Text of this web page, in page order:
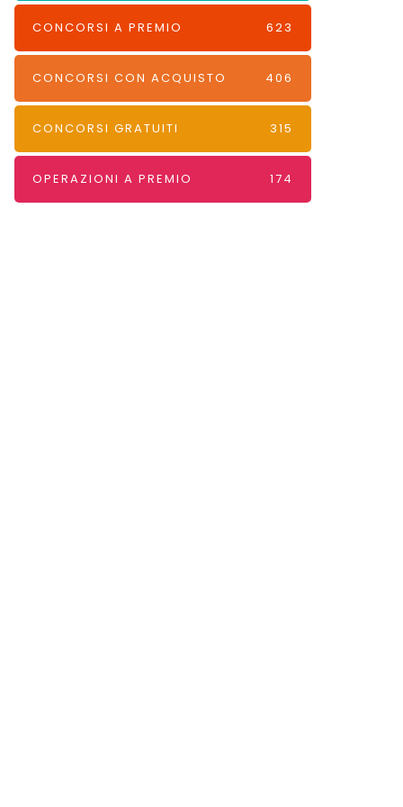
CONCORSI A PREMIO 623
CONCORSI CON ACQUISTO 406
CONCORSI GRATUITI 315
OPERAZIONI A PREMIO 174